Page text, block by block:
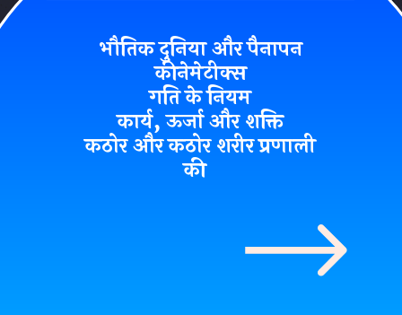
भौतिक दुनिया और पैनापन
कीनेमेटीक्स
गति के नियम
कार्य, ऊर्जा और शक्ति
कठोर और कठोर शरीर प्रणाली
की